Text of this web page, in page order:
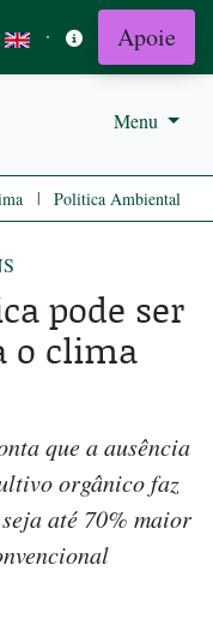
· Apoie
Menu
| Politica Ambiental
pode ser
o clima
que a ausência
orgânico faz
até 70% maior